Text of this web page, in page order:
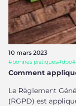
10 mars 2023
#bonnes pratiques#dpo#
Comment
Le Règlement
(RGPD) est